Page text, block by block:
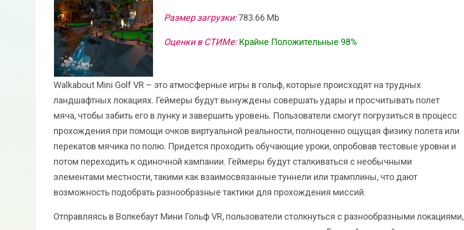
Размер загрузки:783.66 Mb
Оценки в СТИМе: Крайне Положительные 98%
Walkabout Mini Golf VR – это атмосферные игры в гольф, которые происходят на трудных
ландшафтных локациях. Геймеры будут вынуждены совершать удары и просчитывать полет
мяча, чтобы забить его в лунку и завершить уровень. Пользователи смогут погрузиться в процесс
прохождения при помощи очков виртуальной реальности, полноценно ощущая физику полета или
перекатов мячика по полю. Придется проходить обучающие уроки, опробовав тестовые уровни и
потом переходить к одиночной кампании. Геймеры будут сталкиваться с необычными
элементами местности, такими как взаимосвязанные туннели или трамплины, что дают
возможность подобрать разнообразные тактики для прохождения миссий.
Отправляясь в Волкебаут Мини Гольф VR, пользователи столкнуться с разнообразными локациями,